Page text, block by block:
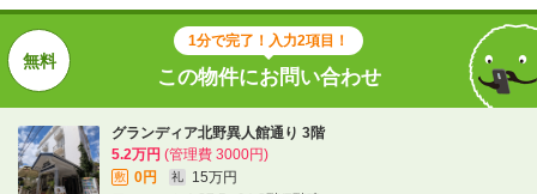
1分で完了！入力2項目！
この物件にお問い合わせ
グランディア北野異人館通り 3階
5.2万円 (管理費 3000円)
敷 0円 礼
15万円
1分で完了！入力2項目！
この物件にお問い合わせ
グランディア北野異人館通り 3階
5.2万円 (管理費 3000円)
敷 0円 礼
15万円